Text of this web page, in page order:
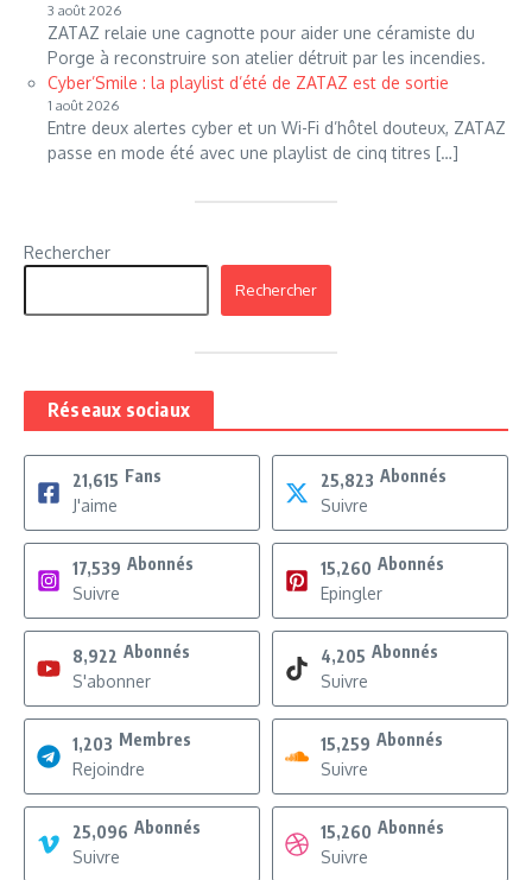
3 août 2026
ZATAZ relaie une cagnotte pour aider une céramiste du
Porge à reconstruire son atelier détruit par les incendies.
Cyber’Smile : la playlist d’été de ZATAZ est de sortie
1 août 2026
Entre deux alertes cyber et un Wi-Fi d’hôtel douteux, ZATAZ
passe en mode été avec une playlist de cinq titres […]
Rechercher
Rechercher
Réseaux sociaux
21,615 Fans
J'aime
25,823 Abonnés
Suivre
17,539 Abonnés
Suivre
15,260 Abonnés
Epingler
8,922 Abonnés
S'abonner
4,205 Abonnés
Suivre
1,203 Membres
Rejoindre
15,259 Abonnés
Suivre
25,096 Abonnés
Suivre
15,260 Abonnés
Suivre